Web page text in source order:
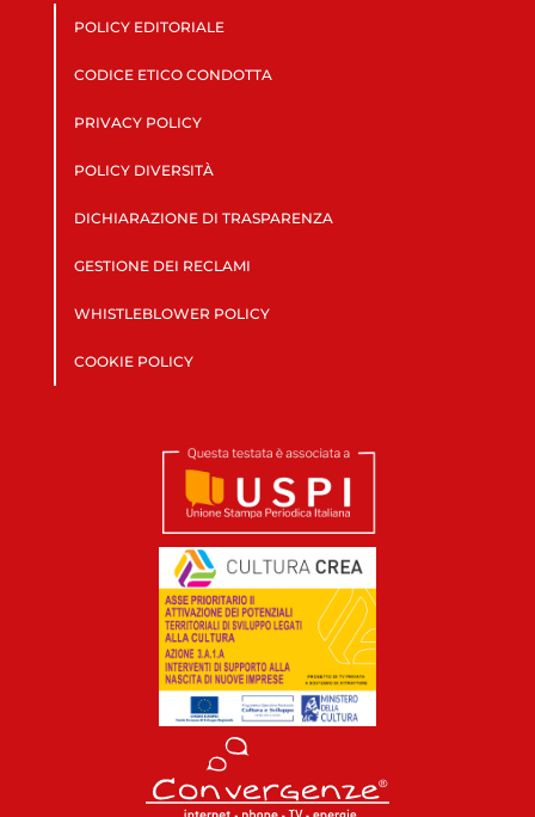
POLICY EDITORIALE
CODICE ETICO CONDOTTA
PRIVACY POLICY
POLICY DIVERSITÀ
DICHIARAZIONE DI TRASPARENZA
GESTIONE DEI RECLAMI
WHISTLEBLOWER POLICY
COOKIE POLICY